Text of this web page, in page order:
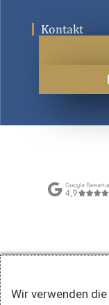
Kontakt
Wir verwenden